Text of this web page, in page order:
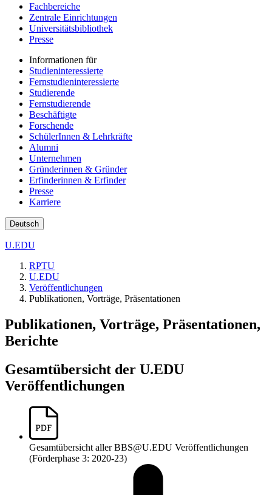
Fachbereiche
Zentrale Einrichtungen
Universitätsbibliothek
Presse
Informationen für
Studieninteressierte
Fernstudieninteressierte
Studierende
Fernstudierende
Beschäftigte
Forschende
SchülerInnen & Lehrkräfte
Alumni
Unternehmen
Gründerinnen & Gründer
Erfinderinnen & Erfinder
Presse
Karriere
Deutsch
U.EDU
RPTU
U.EDU
Veröffentlichungen
Publikationen, Vorträge, Präsentationen
Publikationen, Vorträge, Präsentationen,
Berichte
Gesamtübersicht der U.EDU
Veröffentlichungen
Gesamtübersicht aller BBS@U.EDU Veröffentlichungen
(Förderphase 3: 2020-23)